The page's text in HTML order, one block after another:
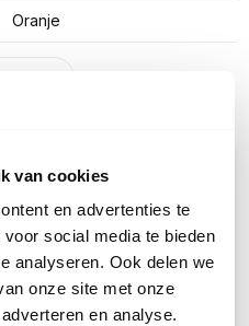
van cookies
en advertenties te
social media te bieden
analyseren. Ook delen we
onze site met onze
en analyse.
Oranje
MAAT?
experts!